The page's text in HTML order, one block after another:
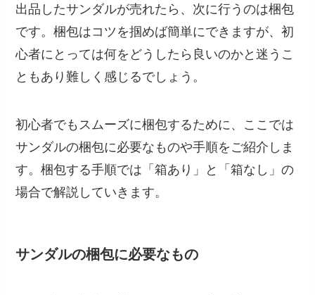
出品したサンダルが売れたら、次に行うのは梱包
です。梱包はコツを掴めば簡単にできますが、初
心者にとっては何をどうしたら良いのかと迷うこ
ともあり難しく感じるでしょう。
初心者でもスムーズに梱包するために、ここでは
サンダルの梱包に必要なものや手順をご紹介しま
す。梱包する手順では「箱あり」と「箱なし」の
場合で解説していきます。
サンダルの梱包に必要なもの